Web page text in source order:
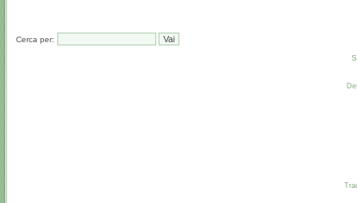
Cerca per: